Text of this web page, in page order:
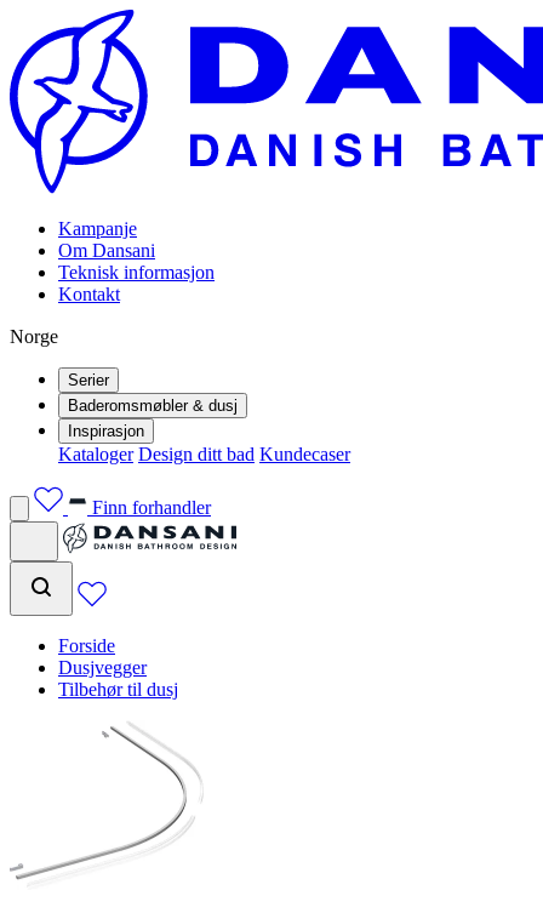
Kampanje
Om Dansani
Teknisk informasjon
Kontakt
Norge
Serier
Baderomsmøbler & dusj
Inspirasjon
Kataloger Design ditt bad Kundecaser
Finn forhandler
Forside
Dusjvegger
Tilbehør til dusj